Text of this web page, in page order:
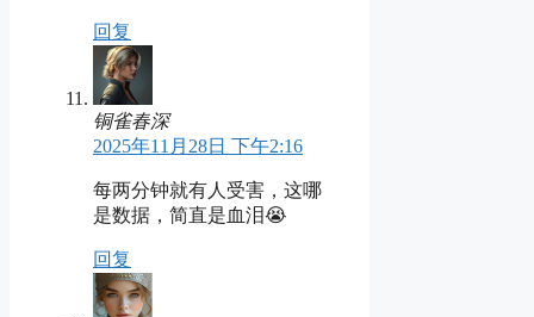
回复
铜雀春深
2025年11月28日 下午2:16
每两分钟就有人受害，这哪
是数据，简直是血泪😭
回复